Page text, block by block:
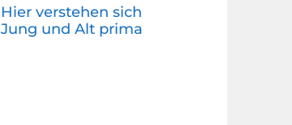
Hier verstehen sich
Jung und Alt prima